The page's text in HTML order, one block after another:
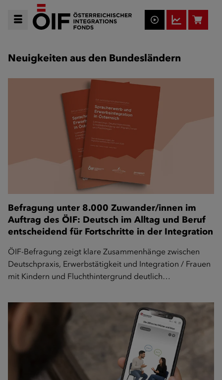
Neuigkeiten aus den Bundesländern
Befragung unter 8.000 Zuwander/innen im
Auftrag des ÖIF: Deutsch im Alltag und Beruf
entscheidend für Fortschritte in der Integration
ÖIF-Befragung zeigt klare Zusammenhänge zwischen
Deutschpraxis, Erwerbstätigkeit und Integration / Frauen
mit Kindern und Fluchthintergrund deutlich…